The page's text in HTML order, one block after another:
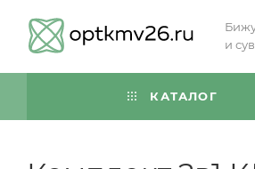
и
КАТАЛОГ